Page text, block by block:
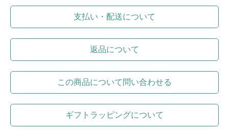
支払い・配送について
返品について
この商品について問い合わせる
ギフトラッピングについて